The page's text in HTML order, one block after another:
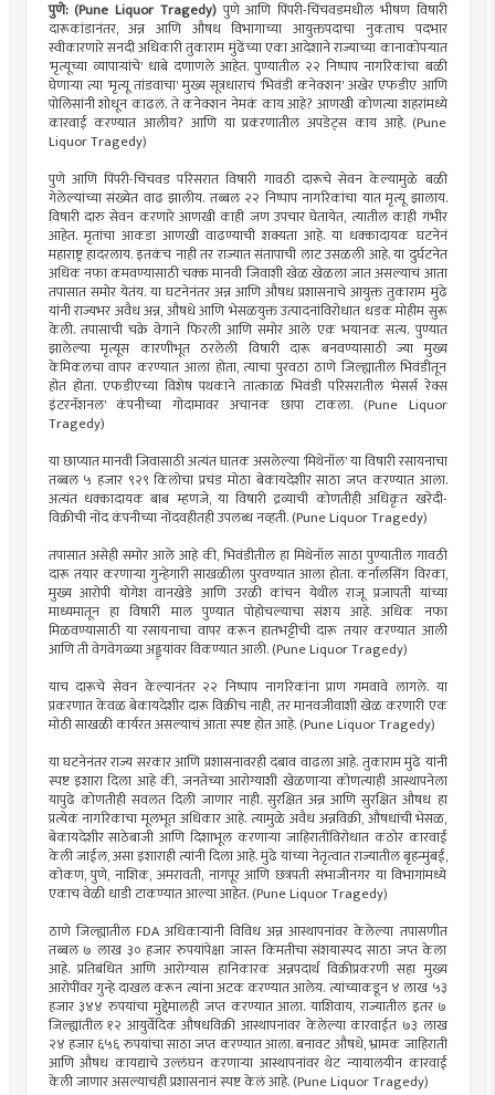
पुणे: (Pune Liquor Tragedy)पुणे आणि पिंपरी-चिंचवडमधील भीषण विषारी
दारूकांडानंतर, अन्न आणि औषध विभागाच्या आयुक्तपदाचा नुकताच पदभार
स्वीकारणारे सनदी अधिकारी तुकाराम मुंढेंच्या एका आदेशाने राज्याच्या कानाकोपऱ्यात
'मृत्यूच्या व्यापाऱ्यांचे' धाबे दणाणले आहेत. पुण्यातील २२ निष्पाप नागरिकांचा बळी
घेणाऱ्या त्या 'मृत्यू तांडवाचा' मुख्य सूत्रधाराचं 'भिवंडी कनेक्शन' अखेर एफडीए आणि
पोलिसांनी शोधून काढलं. ते कनेक्शन नेमकं काय आहे? आणखी कोणत्या शहरांमध्ये
कारवाई करण्यात आलीय? आणि या प्रकरणातील अपडेट्स काय आहे. (Pune
Liquor Tragedy)
पुणे आणि पिंपरी-चिंचवड परिसरात विषारी गावठी दारूचे सेवन केल्यामुळे बळी
गेलेल्यांच्या संख्येत वाढ झालीय. तब्बल २२ निष्पाप नागरिकांचा यात मृत्यू झालाय.
विषारी दारु सेवन करणारे आणखी काही जण उपचार घेतायेत, त्यातील काही गंभीर
आहेत. मृतांचा आकडा आणखी वाढण्याची शक्यता आहे. या धक्कादायक घटनेनं
महाराष्ट्र हादरलाय. इतकंच नाही तर राज्यात संतापाची लाट उसळली आहे. या दुर्घटनेत
अधिक नफा कमवण्यासाठी चक्क मानवी जिवाशी खेळ खेळला जात असल्याचं आता
तपासात समोर येतंय. या घटनेनंतर अन्न आणि औषध प्रशासनाचे आयुक्त तुकाराम मुंढे
यांनी राज्यभर अवैध अन्न, औषधे आणि भेसळयुक्त उत्पादनांविरोधात धडक मोहीम सुरू
केली. तपासाची चक्रे वेगाने फिरली आणि समोर आले एक भयानक सत्य. पुण्यात
झालेल्या मृत्यूस कारणीभूत ठरलेली विषारी दारू बनवण्यासाठी ज्या मुख्य
केमिकलचा वापर करण्यात आला होता, त्याचा पुरवठा ठाणे जिल्ह्यातील भिवंडीतून
होत होता. एफडीएच्या विशेष पथकाने तात्काळ भिवंडी परिसरातील 'मेसर्स रेक्स
इंटरनॅशनल' कंपनीच्या गोदामावर अचानक छापा टाकला. (Pune Liquor
Tragedy)
या छाप्यात मानवी जिवासाठी अत्यंत घातक असलेल्या 'मिथेनॉल' या विषारी रसायनाचा
तब्बल ५ हजार ९२९ किलोचा प्रचंड मोठा बेकायदेशीर साठा जप्त करण्यात आला.
अत्यंत धक्कादायक बाब म्हणजे, या विषारी द्रव्याची कोणतीही अधिकृत खरेदी-
विक्रीची नोंद कंपनीच्या नोंदवहीतही उपलब्ध नव्हती. (Pune Liquor Tragedy)
तपासात असेही समोर आले आहे की, भिवंडीतील हा मिथेनॉल साठा पुण्यातील गावठी
दारू तयार करणाऱ्या गुन्हेगारी साखळीला पुरवण्यात आला होता. कर्नालसिंग विरका,
मुख्य आरोपी योगेश वानखेडे आणि उरळी कांचन येथील राजू प्रजापती यांच्या
माध्यमातून हा विषारी माल पुण्यात पोहोचल्याचा संशय आहे. अधिक नफा
मिळवण्यासाठी या रसायनाचा वापर करून हातभट्टीची दारू तयार करण्यात आली
आणि ती वेगवेगळ्या अड्ड्यांवर विकण्यात आली. (Pune Liquor Tragedy)
याच दारूचे सेवन केल्यानंतर २२ निष्पाप नागरिकांना प्राण गमवावे लागले. या
प्रकरणात केवळ बेकायदेशीर दारू विक्रीच नाही, तर मानवजीवाशी खेळ करणारी एक
मोठी साखळी कार्यरत असल्याचं आता स्पष्ट होत आहे. (Pune Liquor Tragedy)
या घटनेनंतर राज्य सरकार आणि प्रशासनावरही दबाव वाढला आहे. तुकाराम मुंढे यांनी
स्पष्ट इशारा दिला आहे की, जनतेच्या आरोग्याशी खेळणाऱ्या कोणत्याही आस्थापनेला
यापुढे कोणतीही सवलत दिली जाणार नाही. सुरक्षित अन्न आणि सुरक्षित औषध हा
प्रत्येक नागरिकाचा मूलभूत अधिकार आहे. त्यामुळे अवैध अन्नविक्री, औषधांची भेसळ,
बेकायदेशीर साठेबाजी आणि दिशाभूल करणाऱ्या जाहिरातींविरोधात कठोर कारवाई
केली जाईल, असा इशाराही त्यांनी दिला आहे. मुंढे यांच्या नेतृत्वात राज्यातील बृहन्मुंबई,
कोकण, पुणे, नाशिक, अमरावती, नागपूर आणि छत्रपती संभाजीनगर या विभागांमध्ये
एकाच वेळी धाडी टाकण्यात आल्या आहेत. (Pune Liquor Tragedy)
ठाणे जिल्ह्यातील FDA अधिकाऱ्यांनी विविध अन्न आस्थापनांवर केलेल्या तपासणीत
तब्बल ७ लाख ३० हजार रुपयांपेक्षा जास्त किमतीचा संशयास्पद साठा जप्त केला
आहे. प्रतिबंधित आणि आरोग्यास हानिकारक अन्नपदार्थ विक्रीप्रकरणी सहा मुख्य
आरोपींवर गुन्हे दाखल करून त्यांना अटक करण्यात आलेय. त्यांच्याकडून ४ लाख ५३
हजार ३४४ रुपयांचा मुद्देमालही जप्त करण्यात आला. याशिवाय, राज्यातील इतर ७
जिल्ह्यांतील १२ आयुर्वेदिक औषधविक्री आस्थापनांवर केलेल्या कारवाईत ७३ लाख
२४ हजार ६५६ रुपयांचा साठा जप्त करण्यात आला. बनावट औषधे, भ्रामक जाहिराती
आणि औषध कायद्याचे उल्लंघन करणाऱ्या आस्थापनांवर थेट न्यायालयीन कारवाई
केली जाणार असल्याचंही प्रशासनानं स्पष्ट केलं आहे. (Pune Liquor Tragedy)